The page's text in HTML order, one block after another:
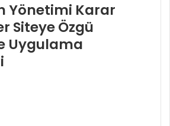
Yönetimi Karar
Siteye Özgü
Uygulama